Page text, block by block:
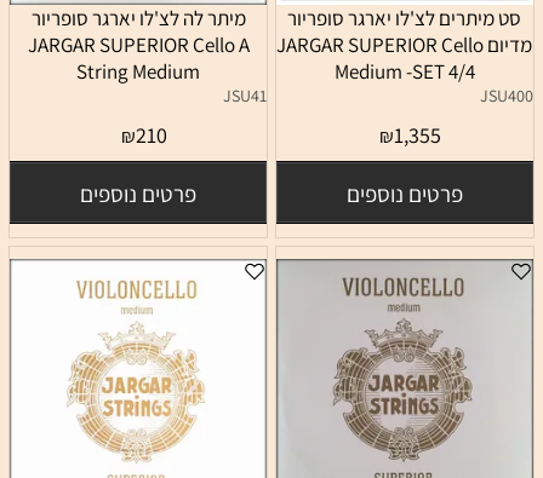
סט מיתרים לצ'לו יארגר סופריור
מדיום JARGAR SUPERIOR Cello
Medium -SET 4/4
JSU400
₪1,355
פרטים נוספים
מיתר לה לצ'לו יארגר סופריור
JARGAR SUPERIOR Cello A
String Medium
JSU41
₪210
פרטים נוספים